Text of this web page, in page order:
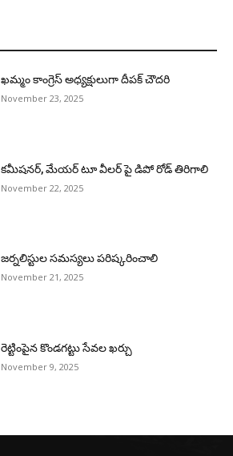
ఖమ్మం కాంగ్రెస్ అధ్యక్షులుగా దీపక్ చౌదరి
November 23, 2025
కమీషనర్, మేయర్ టూ వీలర్ పై డిపో రోడ్ తిరిగాలి
November 22, 2025
జర్నలిస్టుల సమస్యలు పరిష్కరించాలి
November 21, 2025
రెట్టింపైన కొండగట్టు సేవల ఖర్చు
November 9, 2025